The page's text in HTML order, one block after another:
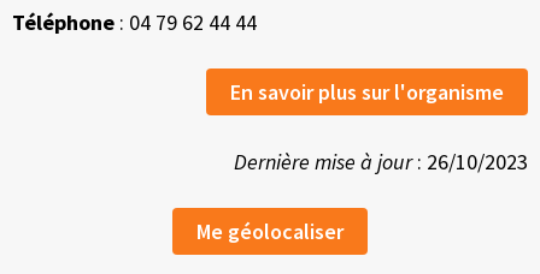
Téléphone : 04 79 62 44 44
En savoir plus sur l'organisme
Dernière mise à jour: 26/10/2023
Me géolocaliser